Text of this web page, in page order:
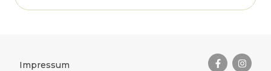
Rechtliches
Impressum